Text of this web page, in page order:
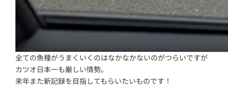
全ての魚種がうまくいくのはなかなかないのがつらいですが
カツオ日本一も厳しい情勢。
来年また新記録を目指してもらいたいものです！